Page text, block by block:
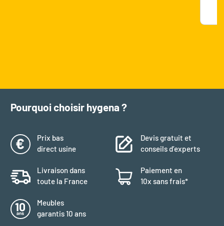
Pourquoi choisir hygena ?
Prix bas
direct usine
Devis gratuit et
conseils d’experts
Livraison dans
toute la France
Paiement en
10x sans frais*
Meubles
garantis 10 ans